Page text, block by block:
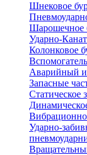
Шнековое
Шарошечное
Ударно-
Колонковое
Аварийный
Запасные
Статическое
Ударно-